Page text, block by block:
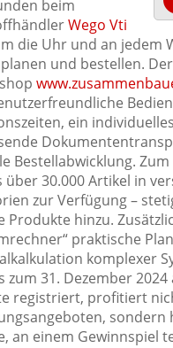
beim
Wego Vti
die Uhr und an jedem
und bestellen.
ein
Bestellabwicklung.
über 30.000 Artikel in
zur Verfügung –
Produkte hinzu.
praktische
komplexer
zum 31. Dezember
registriert, profitiert
sondern
an einem Gewinnspiel